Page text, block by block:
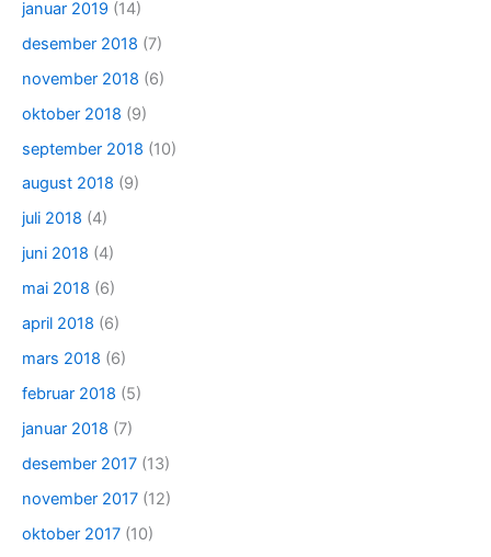
januar 2019 (14)
desember 2018 (7)
november 2018 (6)
oktober 2018 (9)
september 2018 (10)
august 2018 (9)
juli 2018 (4)
juni 2018 (4)
mai 2018 (6)
april 2018 (6)
mars 2018 (6)
februar 2018 (5)
januar 2018 (7)
desember 2017 (13)
november 2017 (12)
oktober 2017 (10)